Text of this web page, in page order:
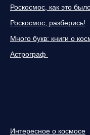
Роскосмос, как это
Роскосмос, разберись!
Много букв: книги о
Астрограф
Интересное о космосе